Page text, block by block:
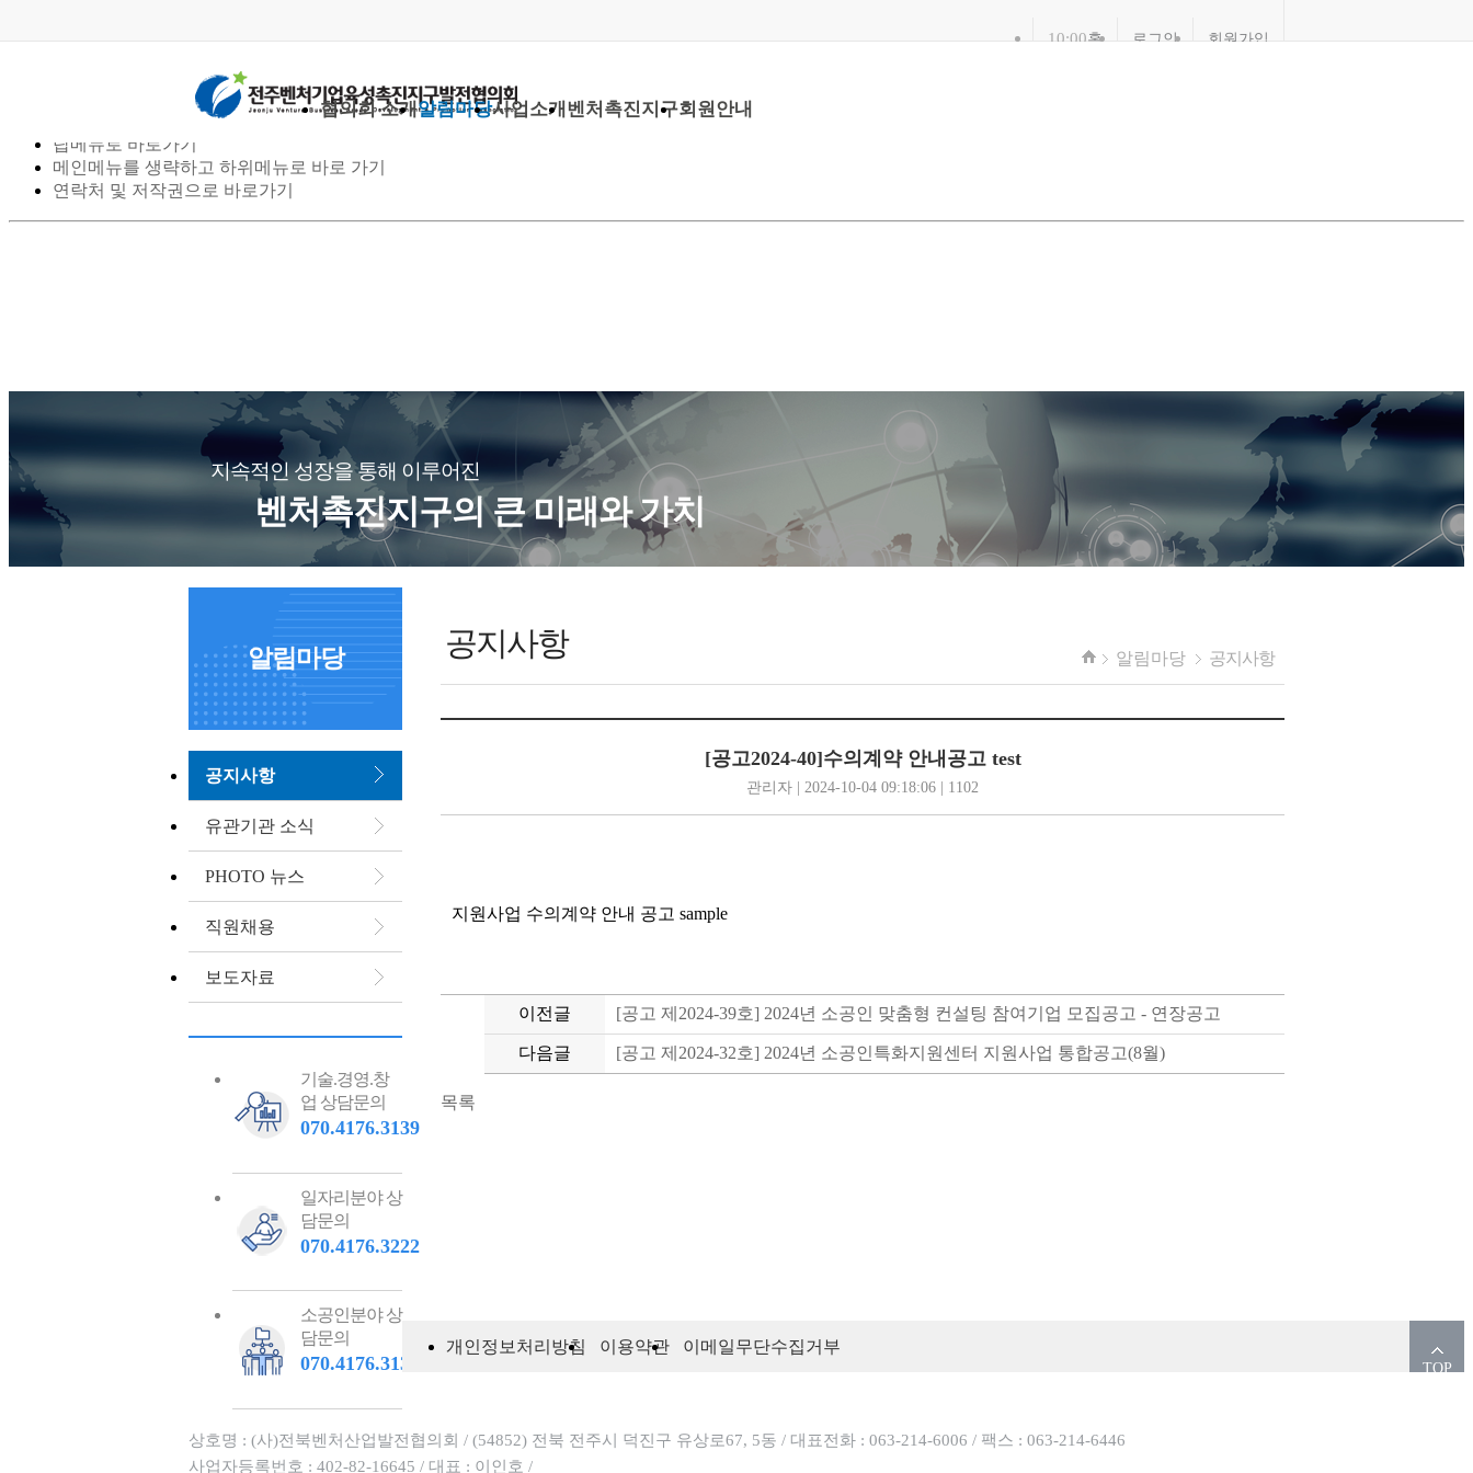
탑메뉴로 바로가기
메인메뉴를 생략하고 하위메뉴로 바로 가기
연락처 및 저작권으로 바로가기
10:00홈 로그인 회원가입
협의회 소개알림마당사업소개 벤처촉진지구회원안내
지속적인 성장을 통해 이루어진
벤처촉진지구의 큰 미래와 가치
알림마당
공지사항
유관기관 소식
PHOTO 뉴스
직원채용
보도자료
기술.경영.창
업 상담문의
070.4176.3139
일자리분야 상
담문의
070.4176.3222
소공인분야 상
담문의
070.4176.3138
알림마당 공지사항
공지사항
[공고2024-40]수의계약 안내공고 test
관리자 | 2024-10-04 09:18:06 | 1102
지원사업 수의계약 안내 공고 sample
이전글 [공고 제2024-39호] 2024년 소공인 맞춤형 컨설팅 참여기업 모집공고 - 연장공고
다음글 [공고 제2024-32호] 2024년 소공인특화지원센터 지원사업 통합공고(8월)
목록
개인정보처리방침 이용약관 이메일무단수집거부
TOP
상호명 : (사)전북벤처산업발전협의회 / (54852) 전북 전주시 덕진구 유상로67, 5동 / 대표전화 : 063-214-6006 / 팩스 : 063-214-6446
사업자등록번호 : 402-82-16645 / 대표 : 이인호 /